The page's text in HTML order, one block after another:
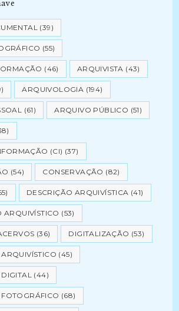
(39)
(55)
(46) ARQUIVISTA (43)
ARQUIVOLOGIA (194)
(61) ARQUIVO PÚBLICO (51)
(CI) (37)
(54) CONSERVAÇÃO (82)
DESCRIÇÃO ARQUIVÍSTICA (41)
ARQUIVÍSTICO (53)
(36) DIGITALIZAÇÃO (53)
(45)
(44)
(68)